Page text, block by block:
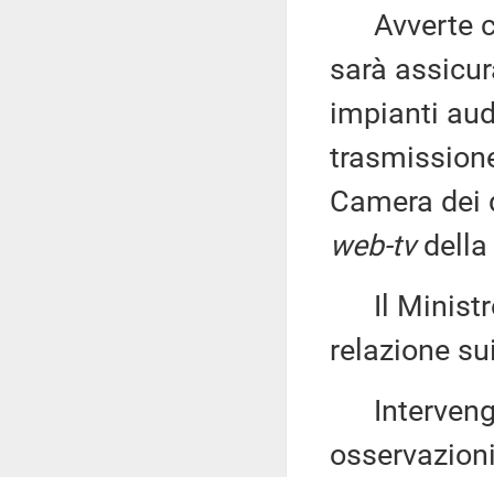
Avverte
sarà
impianti
Camera
web-tvdella
Il
relazione